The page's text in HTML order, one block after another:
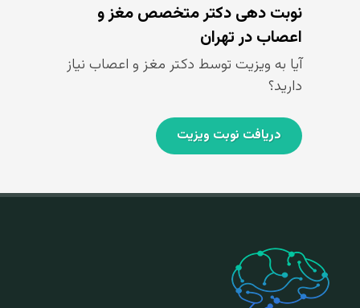
نوبت دهی دکتر متخصص مغز و
اعصاب در تهران
آیا به ویزیت توسط دکتر مغز و اعصاب نیاز
دارید؟
دریافت نوبت ویزیت